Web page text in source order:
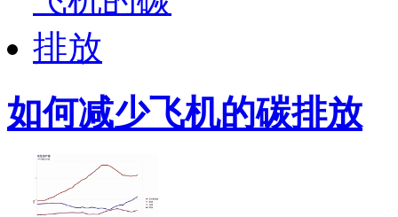
如何减少飞机的碳排放